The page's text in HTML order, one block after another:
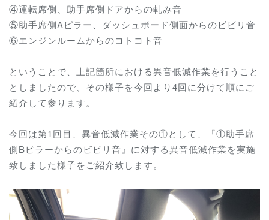
④運転席側、助手席側ドアからの軋み音
⑤助手席側Aピラー、ダッシュボード側面からのビビリ音
⑥エンジンルームからのコトコト音
ということで、上記箇所における異音低減作業を行うこと
としましたので、その様子を今回より4回に分けて順にご
紹介して参ります。
今回は第1回目、異音低減作業その①として、『①助手席
側Bピラーからのビビリ音』に対する異音低減作業を実施
致しました様子をご紹介致します。